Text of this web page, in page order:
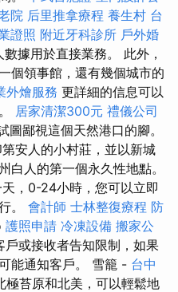
院 后里推拿療程 養生村 台
證照 附近牙科診所 戶外婚
據用於直接業務。 此外，
個領事館，還有幾個城市的
外燴服務 更詳細的信息可以
居家清潔300元 禮儀公司
鄙視這個天然港口的腳。
安人的小村莊，並以新城
白人的第一個永久性地點。
，0-24小時，您可以立即
。 會計師 士林整復療程 防
護照申請 冷凍設備 搬家公
或接收者告知限制，如果
能通知客戶。 雪籠 - 台中
極苔原和北美，可以輕鬆地